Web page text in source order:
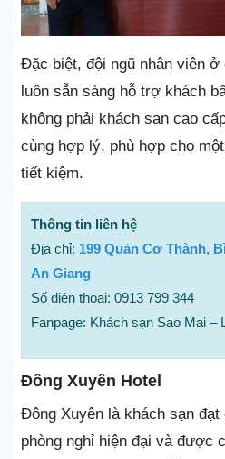
Đặc biệt, đội ngũ nhân viên ở
luôn sẵn sàng hỗ trợ khách
không phải khách sạn cao
cùng hợp lý, phù hợp cho
tiết kiệm.
Thông tin liên hệ
Địa chỉ: 199 Quản Cơ Thành,
An Giang
Số điện thoại: 0913 799 344
Fanpage: Khách sạn Sao Mai –
Đông Xuyên Hotel
Đông Xuyên là khách sạn
phòng nghỉ hiện đại và được